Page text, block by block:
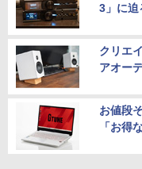
3」に迫
クリエ
アオー
お値段
「お得